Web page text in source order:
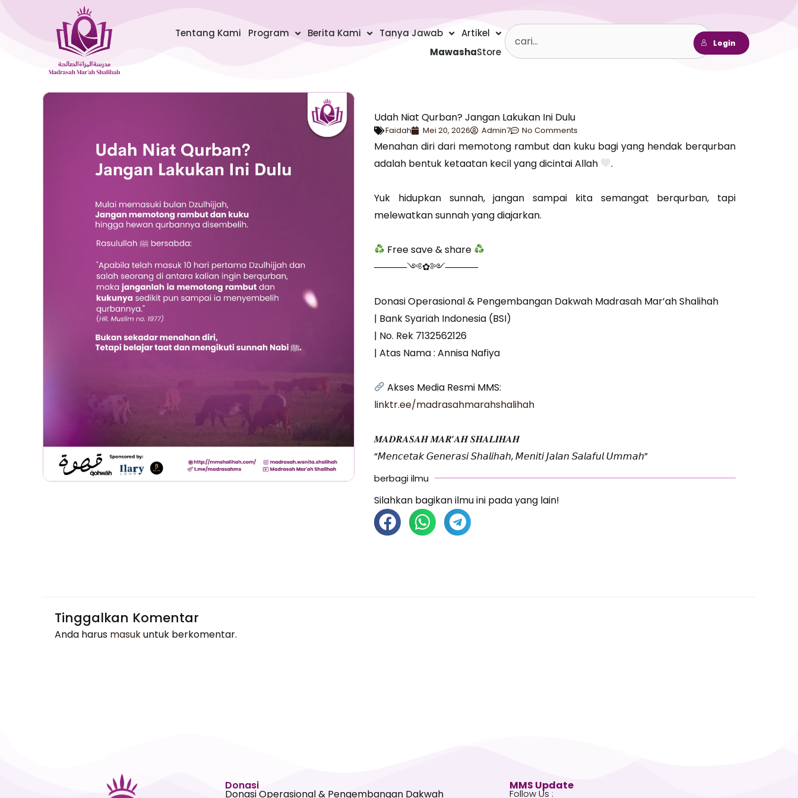
Tentang Kami Program Berita Kami Tanya Jawab
Artikel
MawashaStore
Search
Login
Udah Niat Qurban? Jangan Lakukan Ini Dulu
Faidah Mei 20, 2026 Admin7 No Comments
Menahan diri dari memotong rambut dan kuku bagi yang hendak berqurban
adalah bentuk ketaatan kecil yang dicintai Allah
.
Yuk hidupkan sunnah, jangan sampai kita semangat berqurban, tapi
melewatkan sunnah yang diajarkan.
Free save & share
─────༺✿༻─────
Donasi Operasional & Pengembangan Dakwah Madrasah Mar’ah Shalihah
| Bank Syariah Indonesia (BSI)
| No. Rek 7132562126
| Atas Nama : Annisa Nafiya
Akses Media Resmi MMS:
linktr.ee/madrasahmarahshalihah
𝑴𝑨𝑫𝑹𝑨𝑺𝑨𝑯 𝑴𝑨𝑹’𝑨𝑯 𝑺𝑯𝑨𝑳𝑰𝑯𝑨𝑯
“𝘔𝘦𝘯𝘤𝘦𝘵𝘢𝘬 𝘎𝘦𝘯𝘦𝘳𝘢𝘴𝘪 𝘚𝘩𝘢𝘭𝘪𝘩𝘢𝘩, 𝘔𝘦𝘯𝘪𝘵𝘪 𝘑𝘢𝘭𝘢𝘯 𝘚𝘢𝘭𝘢𝘧𝘶𝘭 𝘜𝘮𝘮𝘢𝘩”
berbagi ilmu
Silahkan bagikan ilmu ini pada yang lain!
Tinggalkan Komentar
Anda harus masukuntuk berkomentar.
Donasi
Donasi Operasional & Pengembangan Dakwah
MMS Update
Follow Us :